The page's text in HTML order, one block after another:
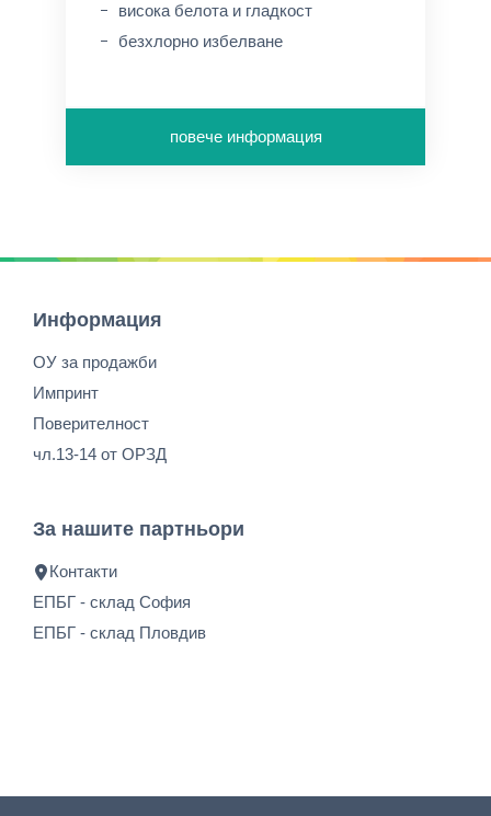
висока белота и гладкост
безхлорно избелване
повече информация
Информация
ОУ за продажби
Импринт
Поверителност
чл.13-14 от ОРЗД
За нашите партньори
Контакти
ЕПБГ - склад София
ЕПБГ - склад Пловдив